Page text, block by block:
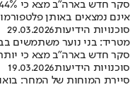
אינם נמצאים באותן
סוכנויות הידיעות29.03.2026
מטריד: בני נוער משתמשים
סקר חדש בארה"ב מצא כי
סוכנויות הידיעות19.03.2026
סיירת המוחות של המחר: